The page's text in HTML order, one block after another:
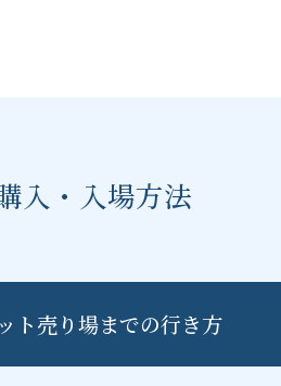
入・入場方法
ト売り場までの行き方